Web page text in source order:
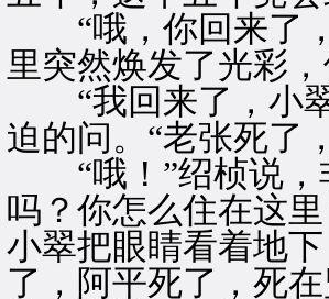
“哦，你回来了，
里突然焕发了光彩
“我回来了，小翠
迫的问。“老张死了
“哦！”绍桢说，
吗？你怎么住在这
小翠把眼睛看着地
了，阿平死了，死